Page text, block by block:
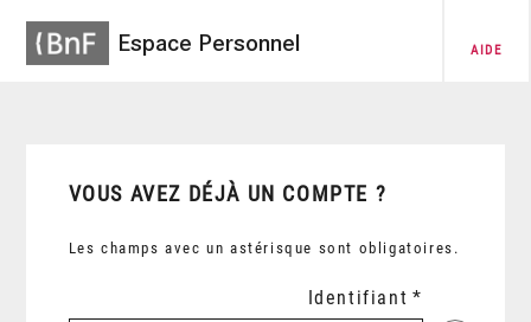
Espace Personnel AIDE
VOUS AVEZ DÉJÀ UN COMPTE ?
Les champs avec un astérisque sont obligatoires.
Identifiant